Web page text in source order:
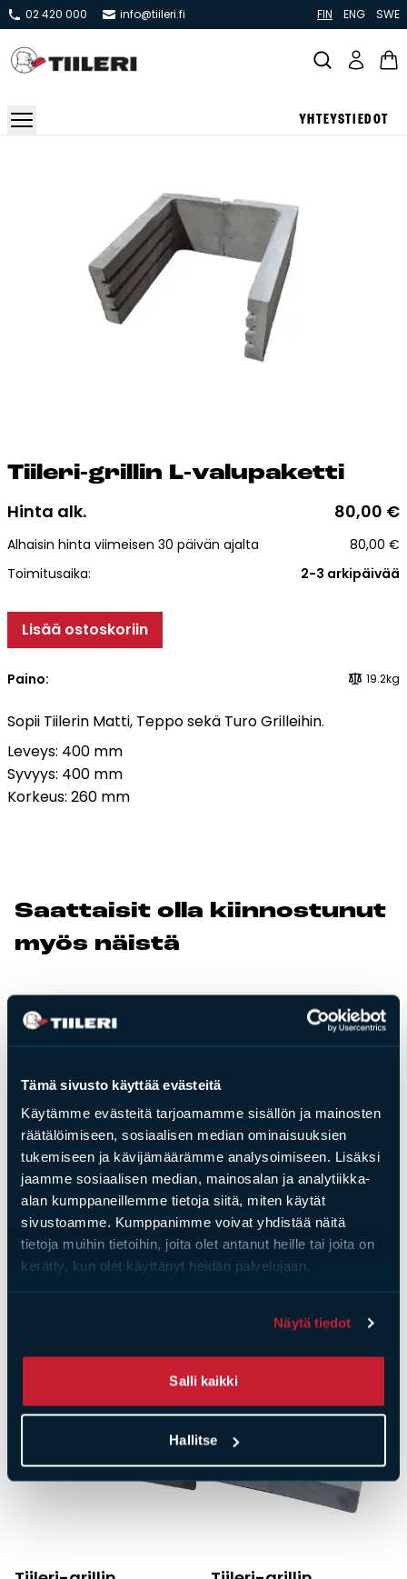
Tämä sivusto käyttää evästeitä
Käytämme evästeitä tarjoamamme sisällön ja mainosten
räätälöimiseen, sosiaalisen median ominaisuuksien
tukemiseen ja kävijämäärämme analysoimiseen. Lisäksi
jaamme sosiaalisen median, mainosalan ja analytiikka-
alan kumppaneillemme tietoja siitä, miten käytät
sivustoamme. Kumppanimme voivat yhdistää näitä
tietoja muihin tietoihin, joita olet antanut heille tai joita on
kerätty, kun olet käyttänyt heidän palvelujaan.
Näytä tiedot
Salli kaikki
Hallitse
02 420 000 info@tiileri.fi FIN ENG SWE
YHTEYSTIEDOT
Pönttö -ja kaakeliuunit
Leivin -ja lämpiöuunit
Kiertoilmatakat ja kamiinat
Kotikäynti
Tiilet ja tiililaatat
Julkisivutiilet
Aukonylitysratkaisut ja
Tiilityökalu
Esitteet
Verkkokauppa
Grillit ja pihakeittiöt
Laastit
Outlet
Käyttöehdot
Yhteystiedot
Tii­le­ri-gril­lin L-va­lu­pa­ket­ti
Hinta alk. 80,00 €
Alhaisin hinta viimeisen 30 päivän ajalta 80,00 €
Toimitusaika:
2-3 arkipäivää
Lisää ostoskoriin
Paino: 19.2kg
Sopii Tiilerin Matti, Teppo sekä Turo Grilleihin.
Leveys: 400 mm
Syvyys: 400 mm
Korkeus: 260 mm
Saat­tai­sit ol­la kiin­nos­tu­nut
myös näis­tä
Tiileri-grillin L-
valupaketti Maxi
Hinta105,00€
Tiileri-grillin
valupaketti
Hinta125,00€